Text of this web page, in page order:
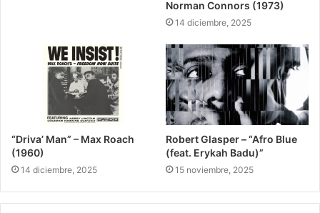
Norman Connors (1973)
14 diciembre, 2025
“Driva’ Man” – Max Roach
(1960)
14 diciembre, 2025
Robert Glasper – “Afro Blue
(feat. Erykah Badu)”
15 noviembre, 2025